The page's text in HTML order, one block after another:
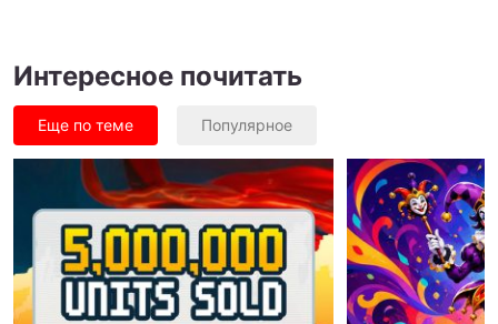
Интересное почитать
Еще по теме Популярное